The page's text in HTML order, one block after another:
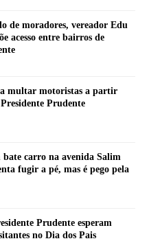
de moradores, vereador Edu
acesso entre bairros de
a multar motoristas a partir
Prudente
carro na avenida Salim
fugir a pé, mas é pego pela
Prudente esperam
no Dia dos Pais